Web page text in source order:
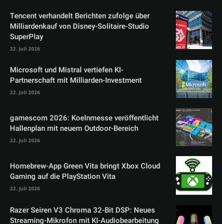
Tencent verhandelt Berichten zufolge über
Milliardenkauf von Disney-Solitaire-Studio
SuperPlay
22. Juli 2026
Microsoft und Mistral vertiefen KI-
Partnerschaft mit Milliarden-Investment
22. Juli 2026
gamescom 2026: Koelnmesse veröffentlicht
Hallenplan mit neuem Outdoor-Bereich
22. Juli 2026
Homebrew-App Green Vita bringt Xbox Cloud
Gaming auf die PlayStation Vita
22. Juli 2026
Razer Seiren V3 Chroma 32-Bit DSP: Neues
Streaming-Mikrofon mit KI-Audiobearbeitung